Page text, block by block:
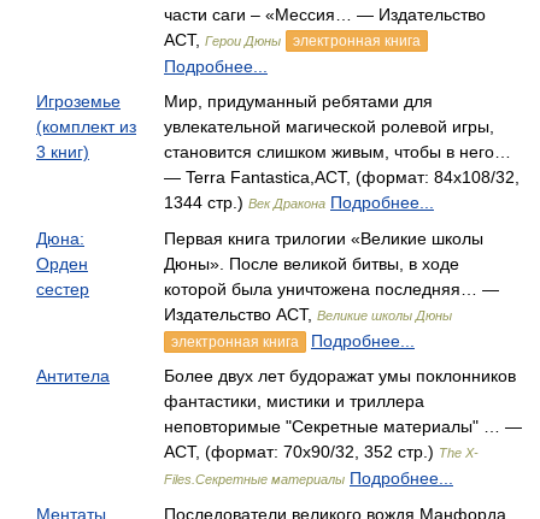
части саги – «Мессия… — Издательство
АСТ, Герои Дюны электронная книга
Подробнее...
Игроземье
(комплект из
3 книг)
Мир, придуманный ребятами для
увлекательной магической ролевой игры,
становится слишком живым, чтобы в него…
— Terra Fantastica,АСТ, (формат: 84x108/32,
1344 стр.) Век Дракона Подробнее...
Дюна:
Орден
сестер
Первая книга трилогии «Великие школы
Дюны». После великой битвы, в ходе
которой была уничтожена последняя… —
Издательство АСТ, Великие школы Дюны
электронная книга
Подробнее...
Антитела
Более двух лет будоражат умы поклонников
фантастики, мистики и триллера
неповторимые "Секретные материалы" … —
АСТ, (формат: 70x90/32, 352 стр.) The X-
Files.Секретные материалы Подробнее...
Ментаты
Последователи великого вождя Манфорда